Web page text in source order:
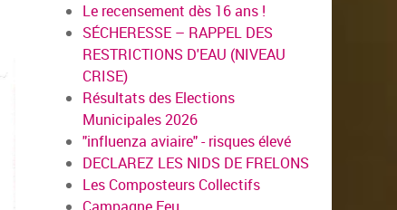
Le recensement dès 16 ans !
SÉCHERESSE – RAPPEL DES
RESTRICTIONS D'EAU (NIVEAU
CRISE)
Résultats des Elections
Municipales 2026
"influenza aviaire" - risques élevé
DECLAREZ LES NIDS DE FRELONS
Les Composteurs Collectifs